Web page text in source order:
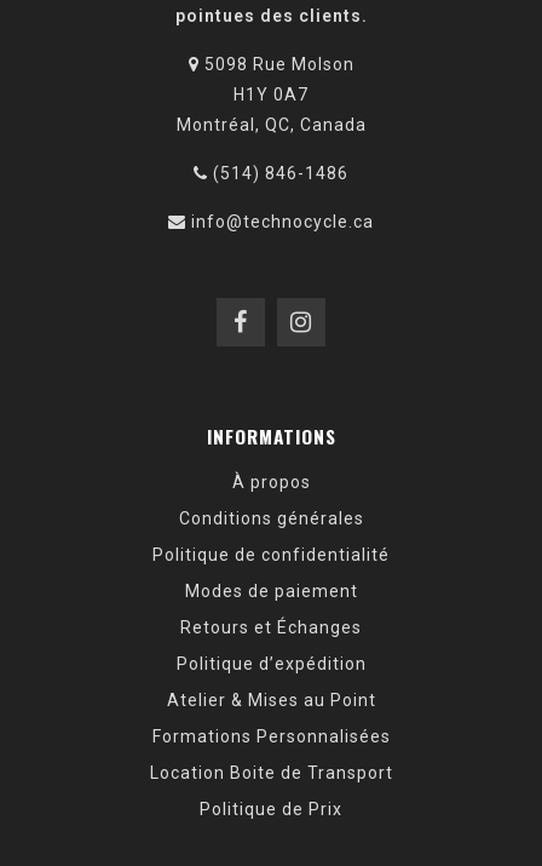
pointues des clients.
5098 Rue Molson
H1Y 0A7
Montréal, QC, Canada
(514) 846-1486
info@technocycle.ca
INFORMATIONS
À propos
Conditions générales
Politique de confidentialité
Modes de paiement
Retours et Échanges
Politique d’expédition
Atelier & Mises au Point
Formations Personnalisées
Location Boite de Transport
Politique de Prix